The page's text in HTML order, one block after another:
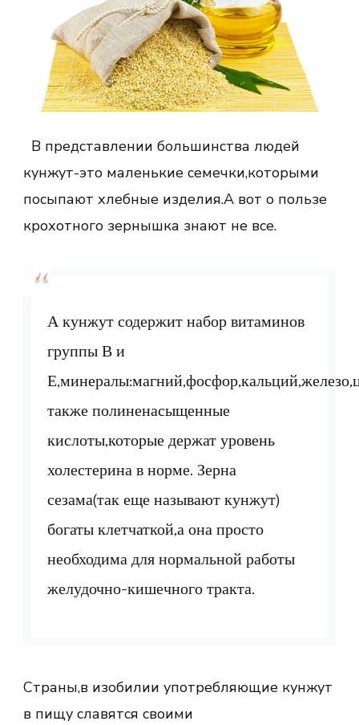
В представлении большинства людей
кунжут-это маленькие семечки,которыми
посыпают хлебные изделия.А вот о пользе
крохотного зернышка знают не все.
А кунжут содержит набор витаминов
группы В и
также полиненасыщенные
кислоты,которые держат уровень
холестерина в норме. Зерна
сезама(так еще называют кунжут)
богаты клетчаткой,а она просто
необходима для нормальной работы
желудочно-кишечного тракта.
Страны,в изобилии употребляющие кунжут
в пищу славятся своими